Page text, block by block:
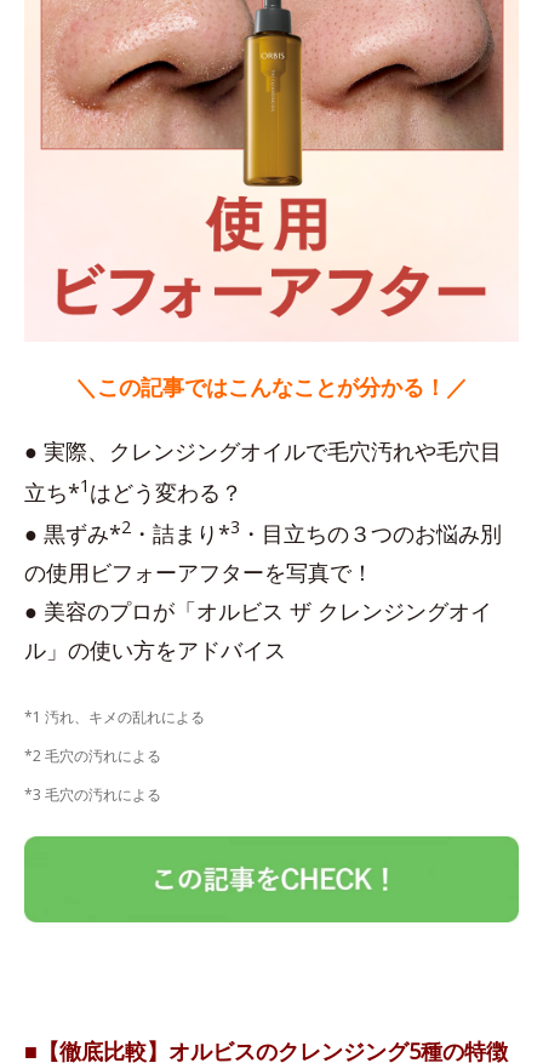
＼この記事ではこんなことが分かる！／
● 実際、クレンジングオイルで毛穴汚れや毛穴目
立ち*1 はどう変わる？
● 黒ずみ*2 ・詰まり*3 ・目立ちの３つのお悩み別
の使用ビフォーアフターを写真で！
● 美容のプロが「オルビス ザ クレンジングオイ
ル」の使い方をアドバイス
*1 汚れ、キメの乱れによる
*2 毛穴の汚れによる
*3 毛穴の汚れによる
■【徹底比較】オルビスのクレンジング5種の特徴